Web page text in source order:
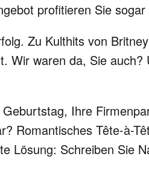
profitieren Sie
Zu Kulthits von
Wir waren da, Sie
Ihre
Romantisches Tête-à-
Lösung: Schreiben Sie